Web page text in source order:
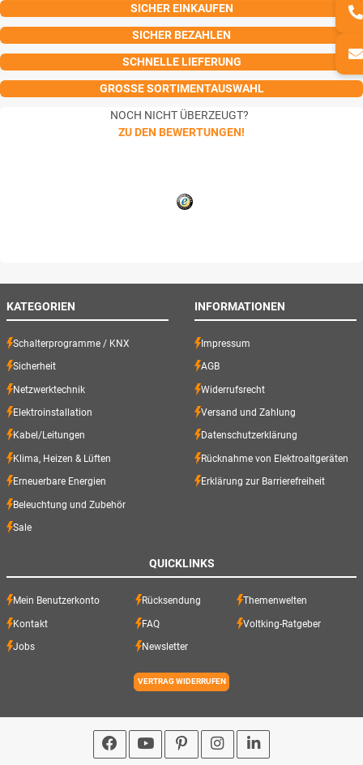
SICHER EINKAUFEN
SICHER BEZAHLEN
SCHNELLE LIEFERUNG
GROSSE SORTIMENTAUSWAHL
NOCH NICHT ÜBERZEUGT?
ZU DEN BEWERTUNGEN!
KATEGORIEN
Schalterprogramme / KNX
Sicherheit
Netzwerktechnik
Elektroinstallation
Kabel/Leitungen
Klima, Heizen & Lüften
Erneuerbare Energien
Beleuchtung und Zubehör
Sale
INFORMATIONEN
Impressum
AGB
Widerrufsrecht
Versand und Zahlung
Datenschutzerklärung
Rücknahme von Elektroaltgeräten
Erklärung zur Barrierefreiheit
QUICKLINKS
Mein Benutzerkonto Rücksendung Themenwelten
Kontakt FAQ Voltking-Ratgeber
Jobs Newsletter
VERTRAG WIDERRUFEN